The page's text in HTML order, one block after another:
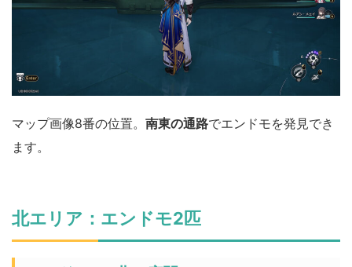
マップ画像8番の位置。 南東の通路でエンドモを発見でき
ます。
北エリア：エンドモ2匹